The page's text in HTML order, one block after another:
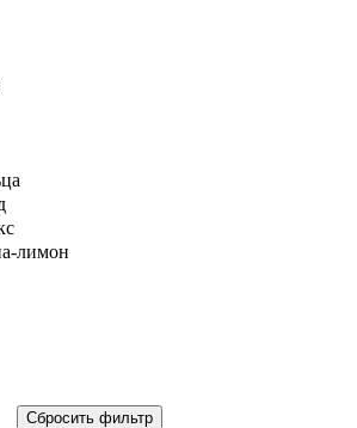
лимон